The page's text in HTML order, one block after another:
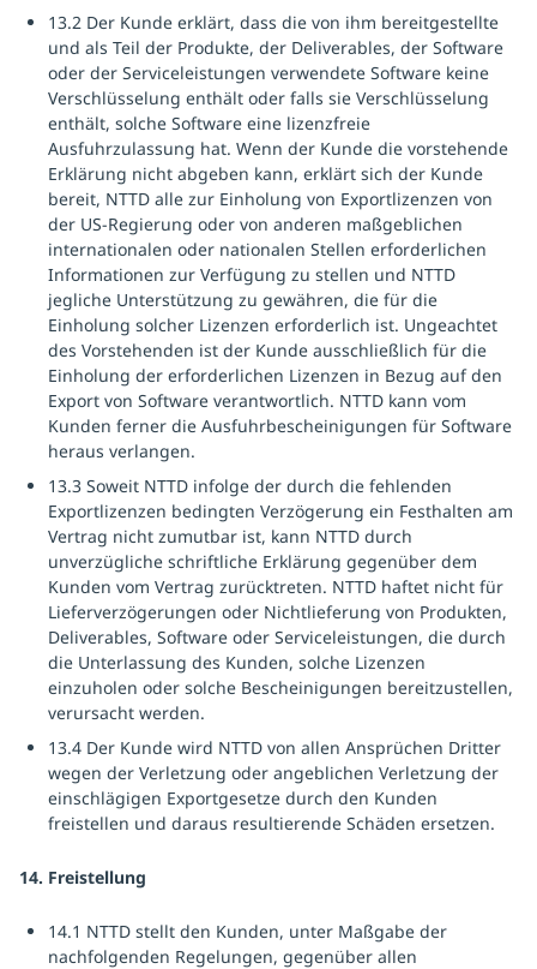
13.2 Der Kunde erklärt, dass die von ihm bereitgestellte
und als Teil der Produkte, der Deliverables, der Software
oder der Serviceleistungen verwendete Software keine
Verschlüsselung enthält oder falls sie Verschlüsselung
enthält, solche Software eine lizenzfreie
Ausfuhrzulassung hat. Wenn der Kunde die vorstehende
Erklärung nicht abgeben kann, erklärt sich der Kunde
bereit, NTTD alle zur Einholung von Exportlizenzen von
der US-Regierung oder von anderen maßgeblichen
internationalen oder nationalen Stellen erforderlichen
Informationen zur Verfügung zu stellen und NTTD
jegliche Unterstützung zu gewähren, die für die
Einholung solcher Lizenzen erforderlich ist. Ungeachtet
des Vorstehenden ist der Kunde ausschließlich für die
Einholung der erforderlichen Lizenzen in Bezug auf den
Export von Software verantwortlich. NTTD kann vom
Kunden ferner die Ausfuhrbescheinigungen für Software
heraus verlangen.
13.3 Soweit NTTD infolge der durch die fehlenden
Exportlizenzen bedingten Verzögerung ein Festhalten am
Vertrag nicht zumutbar ist, kann NTTD durch
unverzügliche schriftliche Erklärung gegenüber dem
Kunden vom Vertrag zurücktreten. NTTD haftet nicht für
Lieferverzögerungen oder Nichtlieferung von Produkten,
Deliverables, Software oder Serviceleistungen, die durch
die Unterlassung des Kunden, solche Lizenzen
einzuholen oder solche Bescheinigungen bereitzustellen,
verursacht werden.
13.4 Der Kunde wird NTTD von allen Ansprüchen Dritter
wegen der Verletzung oder angeblichen Verletzung der
einschlägigen Exportgesetze durch den Kunden
freistellen und daraus resultierende Schäden ersetzen.
14. Freistellung
14.1 NTTD stellt den Kunden, unter Maßgabe der
nachfolgenden Regelungen, gegenüber allen